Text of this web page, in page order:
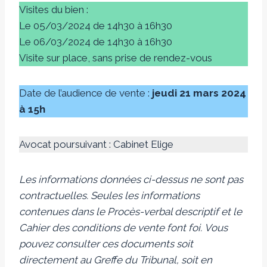
Visites du bien :
Le 05/03/2024 de 14h30 à 16h30
Le 06/03/2024 de 14h30 à 16h30
Visite sur place, sans prise de rendez-vous
Date de l’audience de vente : jeudi 21 mars 2024
à 15h
Avocat poursuivant : Cabinet Elige
Les informations données ci-dessus ne sont pas
contractuelles. Seules les informations
contenues dans le Procès-verbal descriptif et le
Cahier des conditions de vente font foi. Vous
pouvez consulter ces documents soit
directement au Greffe du Tribunal, soit en